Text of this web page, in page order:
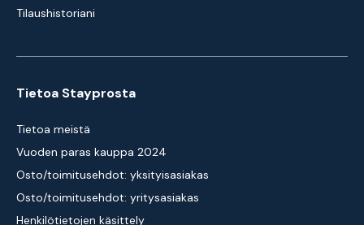
Tilaushistoriani
Tietoa Stayprosta
Tietoa meistä
Vuoden paras kauppa 2024
Osto/toimitusehdot: yksityisasiakas
Osto/toimitusehdot: yritysasiakas
Henkilötietojen käsittely